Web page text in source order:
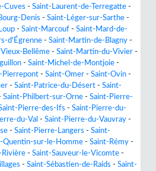
Cuves - Saint-Laurent-de-Terregatte -
Denis - Saint-Léger-sur-Sarthe -
- Saint-Marcouf - Saint-Mard-de-
d'Égrenne - Saint-Martin-de-Blagny -
Bellême - Saint-Martin-du-Vivier -
- Saint-Michel-de-Montjoie -
Pierrepont - Saint-Omer - Saint-Ovin -
- Saint-Patrice-du-Désert - Saint-
Saint-Philbert-sur-Orne - Saint-Pierre-
Pierre-des-Ifs - Saint-Pierre-du-
du-Val - Saint-Pierre-du-Vauvray -
- Saint-Pierre-Langers - Saint-
Quentin-sur-le-Homme - Saint-Rémy -
Rivière - Saint-Sauveur-le-Vicomte -
- Saint-Sébastien-de-Raids - Saint-